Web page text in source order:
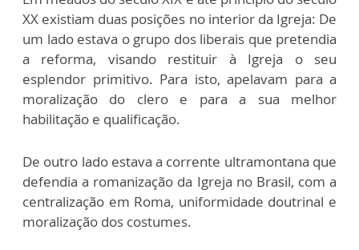
XX existiam duas posições no interior da Igreja: De
um lado estava o grupo dos liberais que pretendia
a reforma, visando restituir à Igreja o seu
esplendor primitivo. Para isto, apelavam para a
moralização do clero e para a sua melhor
habilitação e qualificação.
De outro lado estava a corrente ultramontana que
defendia a romanização da Igreja no Brasil, com a
centralização em Roma, uniformidade doutrinal e
moralização dos costumes.